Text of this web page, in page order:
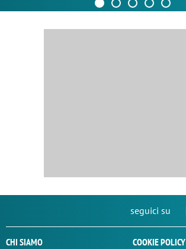
seguici su
CHI SIAMO COOKIE POLICY